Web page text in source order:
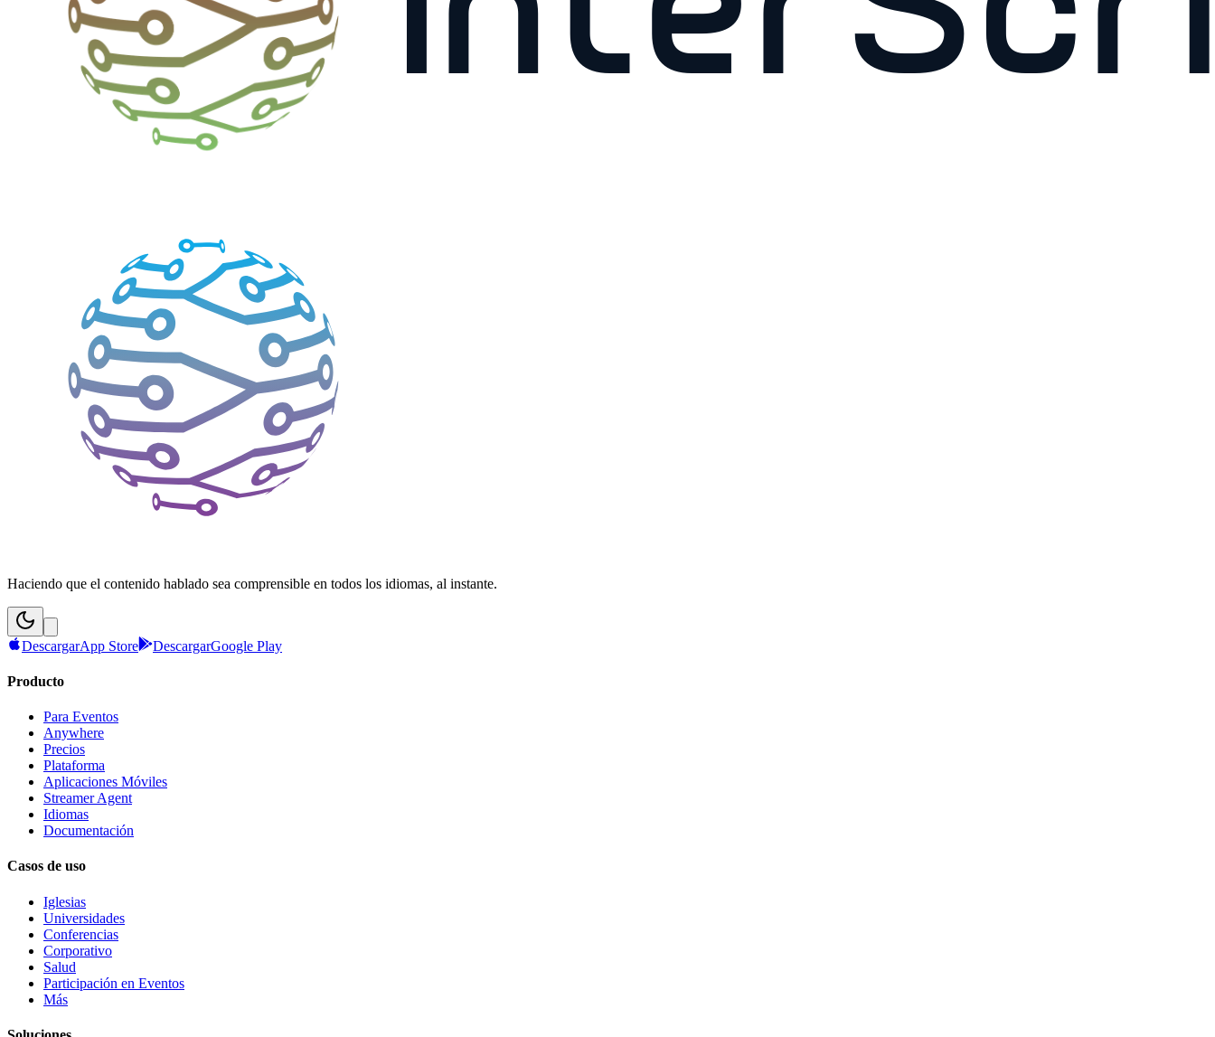
Haciendo que el contenido hablado sea comprensible en todos los idiomas, al instante.
DescargarApp Store DescargarGoogle Play
Producto
Para Eventos
Anywhere
Precios
Plataforma
Aplicaciones Móviles
Streamer Agent
Idiomas
Documentación
Casos de uso
Iglesias
Universidades
Conferencias
Corporativo
Salud
Participación en Eventos
Más